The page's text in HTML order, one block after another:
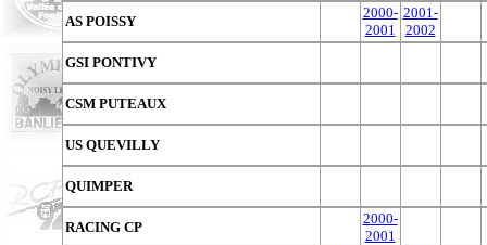
AS POISSY
2000-
2001
2001-
2002
GSI PONTIVY
CSM PUTEAUX
US QUEVILLY
QUIMPER
RACING CP
2000-
2001